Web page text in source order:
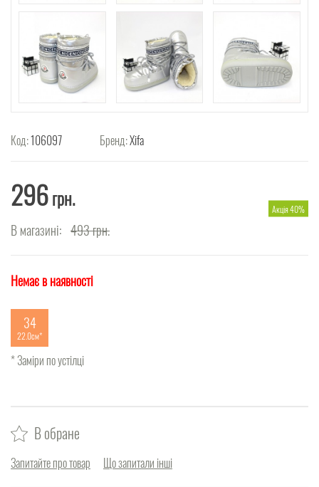
Код:106097 Бренд:Xifa
296грн.
В магазині: 493грн.
Акція 40%
Немає в наявності
34
22.0см
* Заміри по устілці
В обране
Запитайте про товар Що запитали інші